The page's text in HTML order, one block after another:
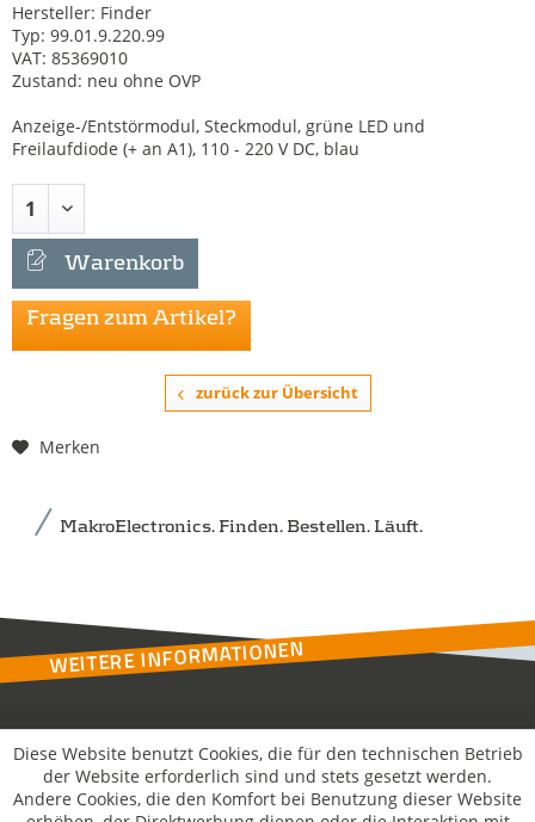
Hersteller: Finder
Typ: 99.01.9.220.99
VAT: 85369010
Zustand: neu ohne OVP
Anzeige-/Entstörmodul, Steckmodul, grüne LED und
Freilaufdiode (+ an A1), 110 - 220 V DC, blau
Warenkorb
Fragen zum Artikel?
zurück zur Übersicht
Merken
MakroElectronics. Finden. Bestellen. Läuft.
WEITERE INFORMATIONEN
Kontakt
MakroSolutions
Diese Website benutzt Cookies, die für den technischen Betrieb
der Website erforderlich sind und stets gesetzt werden.
Andere Cookies, die den Komfort bei Benutzung dieser Website